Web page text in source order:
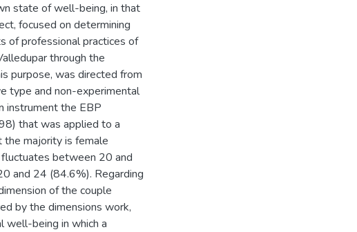
state of well-being, in that
focused on determining
of professional practices of
through the
purpose, was directed from
type and non-experimental
instrument the EBP
that was applied to a
majority is female
between 20 and
and 24 (84.6%). Regarding
of the couple
by the dimensions work,
well-being in which a